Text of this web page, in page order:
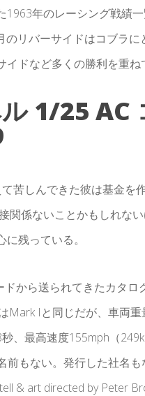
1963年のレーシング戦績
のリバーサイドはコブラ
イドなど多くの勝利を重ね
1/25 AC
苦しんできた彼は基金を
関係ないことかもしれな
残っている。
から送られてきたカタ
Mark Iと同じだが、車両
、最高速度155mph（
前もない。発行した社名
& art directed by Peter